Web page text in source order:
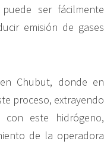
ser fácilmente
emisión de gases
Chubut, donde en
proceso, extrayendo
este hidrógeno,
de la operadora